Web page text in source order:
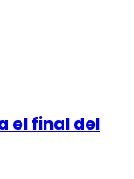
el final del